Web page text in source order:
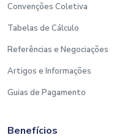
Convenções Coletiva
Tabelas de Cálculo
Referências e Negociações
Artigos e Informações
Guias de Pagamento
Benefícios